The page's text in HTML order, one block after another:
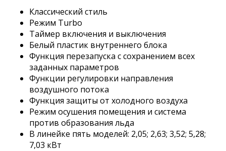
Классический стиль
Режим Turbo
Таймер включения и выключения
Белый пластик внутреннего блока
Функция перезапуска с сохранением всех
заданных параметров
Функции регулировки направления
воздушного потока
Функция защиты от холодного воздуха
Режим осушения помещения и система
против образования льда
В линейке пять моделей: 2,05; 2,63; 3,52; 5,28;
7,03 кВт